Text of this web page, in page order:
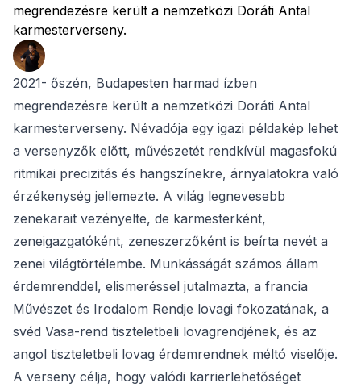
megrendezésre került a nemzetközi Doráti Antal
karmesterverseny.
2021- őszén, Budapesten harmad ízben
megrendezésre került a nemzetközi Doráti Antal
karmesterverseny. Névadója egy igazi példakép lehet
a versenyzők előtt, művészetét rendkívül magasfokú
ritmikai precizitás és hangszínekre, árnyalatokra való
érzékenység jellemezte. A világ legnevesebb
zenekarait vezényelte, de karmesterként,
zeneigazgatóként, zeneszerzőként is beírta nevét a
zenei világtörtélembe. Munkásságát számos állam
érdemrenddel, elismeréssel jutalmazta, a francia
Művészet és Irodalom Rendje lovagi fokozatának, a
svéd Vasa-rend tiszteletbeli lovagrendjének, és az
angol tiszteletbeli lovag érdemrendnek méltó viselője.
A verseny célja, hogy valódi karrierlehetőséget